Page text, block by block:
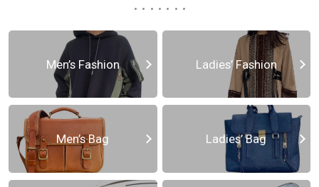
Men’s Fashion Ladies’ Fashion
Men’s Bag Ladies’ Bag